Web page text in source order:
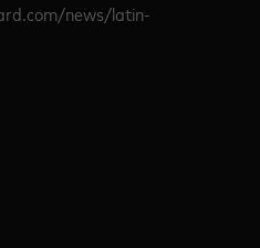
news/latin-